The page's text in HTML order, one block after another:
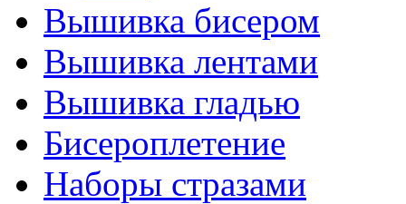
Вышивка бисером
Вышивка лентами
Вышивка гладью
Бисероплетение
Наборы стразами